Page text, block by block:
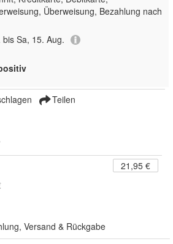
Überweisung, Bezahlung nach
Sa, 15. Aug.
Teilen
21,95 €
Versand & Rückgabe